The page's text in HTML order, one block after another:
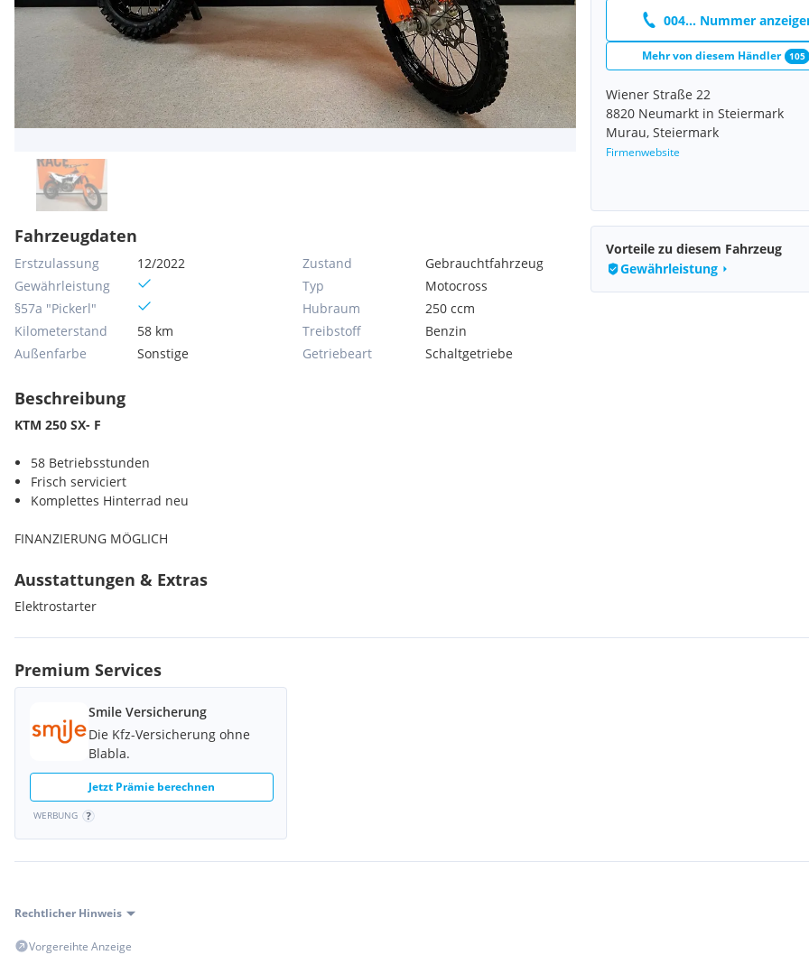
004... Nummer
Mehr von diesem Händler 105
Wiener Straße 22
8820 Neumarkt in Steiermark
Murau, Steiermark
Firmenwebsite
Fahrzeugdaten
Erstzulassung
12/2022
Gewährleistung
§57a "Pickerl"
Kilometerstand
58 km
Außenfarbe
Sonstige
Zustand
Gebrauchtfahrzeug
Typ
Motocross
Hubraum
250 ccm
Treibstoff
Benzin
Getriebeart
Schaltgetriebe
Beschreibung
KTM 250 SX- F
58 Betriebsstunden
Frisch serviciert
Komplettes Hinterrad neu
FINANZIERUNG MÖGLICH
Vorteile zu diesem Fahrzeug
Gewährleistung
Ausstattungen & Extras
Elektrostarter
Premium Services
Smile Versicherung
Die Kfz-Versicherung ohne
Blabla.
Jetzt Prämie berechnen
WERBUNG
Rechtlicher Hinweis
Vorgereihte Anzeige